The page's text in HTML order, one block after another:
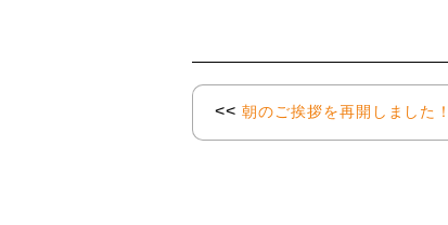
<< 朝のご挨拶を再開しました